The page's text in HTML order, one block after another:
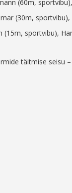
(60m,
(30m,
(15m, sportvibu),
täitmise seisu –